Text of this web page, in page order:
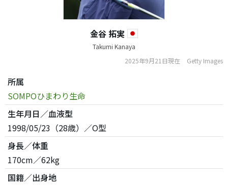
金谷 拓実
Takumi Kanaya
2025年9月21日現在
Getty Images
所属
SOMPOひまわり生命
生年月日／血液型
1998/05/23（28歳）／O型
身長／体重
170cm／62kg
国籍／出身地